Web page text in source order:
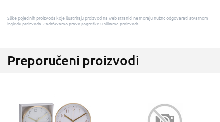
Slike pojedinih proizvoda koje ilustriraju proizvod na web stranici ne moraju nužno odgovarati stvarnom
izgledu proizvoda. Zadržavamo pravo pogreške u slikama proizvoda.
Preporučeni proizvodi